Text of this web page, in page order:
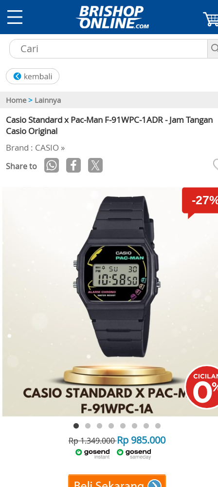
Home > Lainnya
Casio Standard x Pac-Man F-91WPC-1ADR - Jam Tangan
Casio Original
Brand : CASIO »
Share to
-
Rp 1.349.000Rp 985.000